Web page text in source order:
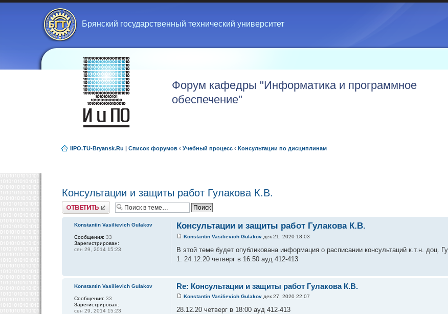
Брянский государственный технический университет
Форум кафедры "Информатика и программное
обеспечение"
IIPO.TU-Bryansk.Ru | Список форумов ‹ Учебный процесс ‹ Консультации по дисциплинам
Консультации и защиты работ Гулакова К.В.
Ответить
Консультации и защиты работ Гулакова К.В.
Konstantin Vasilievich Gulakov дек 21, 2020 18:03
В этой теме будет опубликована информация о расписании консультаций к.т.н. доц.
1. 24.12.20 четверг в 16:50 ауд 412-413
Konstantin Vasilievich Gulakov
Сообщения: 33
Зарегистрирован:
сен 29, 2014 15:23
Re: Консультации и защиты работ Гулакова К.В.
Konstantin Vasilievich Gulakov дек 27, 2020 22:07
28.12.20 четверг в 18:00 ауд 412-413
Konstantin Vasilievich Gulakov
Сообщения: 33
Зарегистрирован:
сен 29, 2014 15:23